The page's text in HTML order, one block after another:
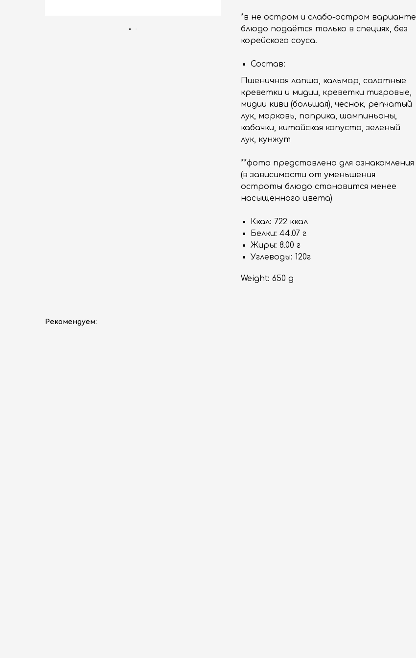
*в не остром и слабо-остром варианте
блюдо подаётся только в специях, без
корейского соуса.
Состав:
Пшеничная лапша, кальмар, салатные
креветки и мидии, креветки тигровые,
мидии киви (большая), чеснок, репчатый
лук, морковь, паприка, шампиньоны,
кабачки, китайская капуста, зеленый
лук, кунжут
**фото представлено для ознакомления
(в зависимости от уменьшения
остроты блюдо становится менее
насыщенного цвета)
Ккал: 722 ккал
Белки: 44.07 г
Жиры: 8.00 г
Углеводы: 120г
Weight: 650 g
Рекомендуем: